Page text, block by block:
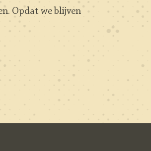
Opdat we blijven